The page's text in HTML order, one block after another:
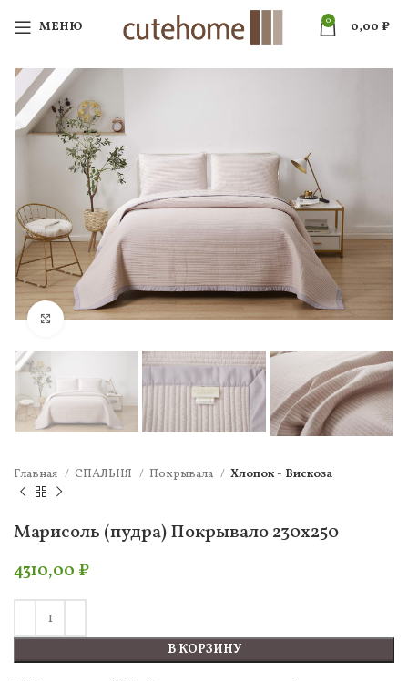
МЕНЮ 0 0,00 ₽
Нажмите, чтобы увеличить
Главная СПАЛЬНЯ Покрывала Хлопок - Вискоза
Марисоль (пудра) Покрывало 230х250
4310,00 ₽
В КОРЗИНУ